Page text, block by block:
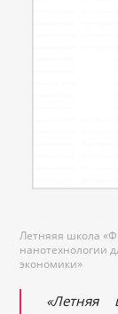
Летняяя школа
нанотехнологии
экономики»
«Летняя